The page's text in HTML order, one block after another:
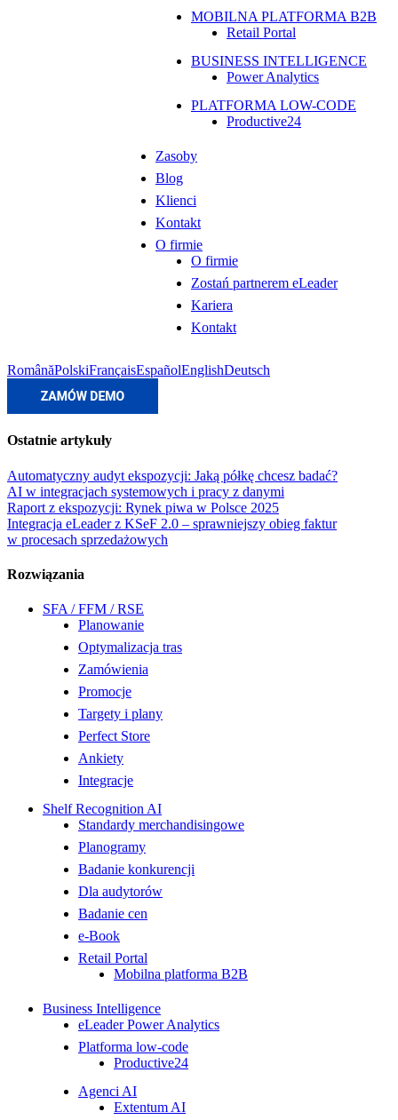
MOBILNA PLATFORMA B2B
Retail Portal
BUSINESS INTELLIGENCE
Power Analytics
PLATFORMA LOW-CODE
Productive24
Zasoby
Blog
Klienci
Kontakt
O firmie
O firmie
Zostań partnerem eLeader
Kariera
Kontakt
RomânăPolskiFrançaisEspañolEnglishDeutsch
Ostatnie artykuły
Automatyczny audyt ekspozycji: Jaką półkę chcesz badać?
AI w integracjach systemowych i pracy z danymi
Raport z ekspozycji: Rynek piwa w Polsce 2025
Integracja eLeader z KSeF 2.0 – sprawniejszy obieg faktur
w procesach sprzedażowych
Rozwiązania
SFA / FFM / RSE
Planowanie
Optymalizacja tras
Zamówienia
Promocje
Targety i plany
Perfect Store
Ankiety
Integracje
Shelf Recognition AI
Standardy merchandisingowe
Planogramy
Badanie konkurencji
Dla audytorów
Badanie cen
e-Book
Retail Portal
Mobilna platforma B2B
Business Intelligence
eLeader Power Analytics
Platforma low-code
Productive24
Agenci AI
Extentum AI